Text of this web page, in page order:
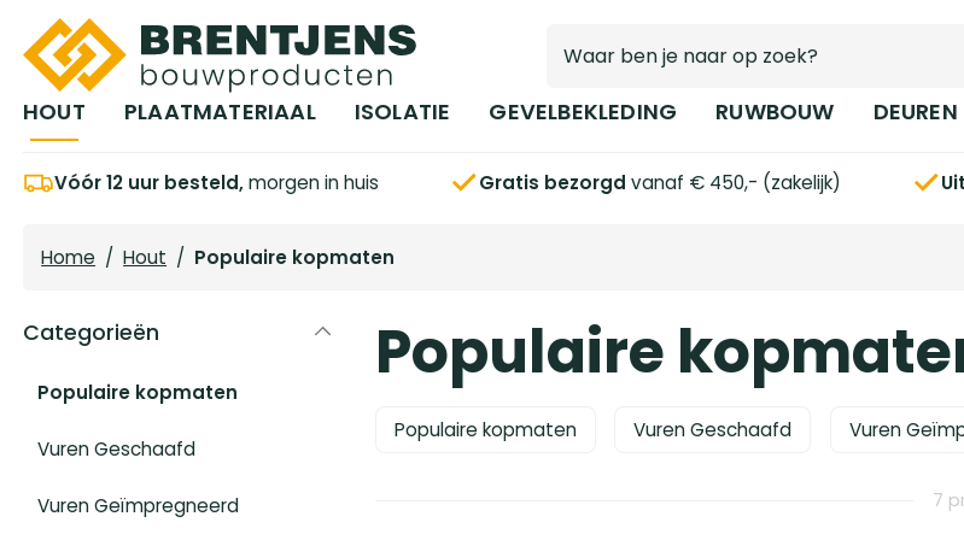
Ga naar hoofdinhoud
HOUT PLAATMATERIAAL ISOLATIE GEVELBEKLEDING RUWBOUW
Vóór 12 uur besteld,morgen in huis Gratis bezorgd vanaf € 450,- (zakelijk)
Home / Hout / Populaire kopmaten
Populaire
Populaire kopmaten Vuren Geschaafd Vuren
7
Categorieën
Populaire kopmaten
Vuren Geschaafd
Vuren Geïmpregneerd